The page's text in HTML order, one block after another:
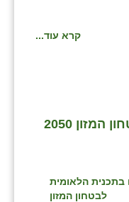
קרא עוד...
גיבוש התכנית הלאומית לביטחון המזון 2050